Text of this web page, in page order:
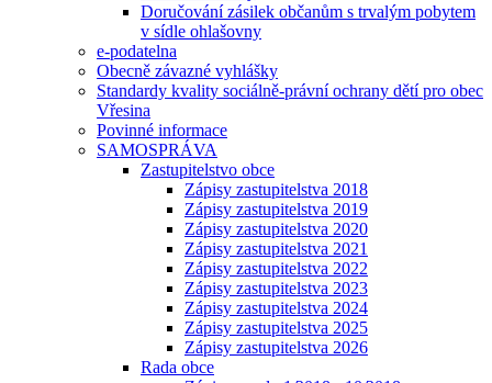
Doručování zásilek občanům s trvalým pobytem
v sídle ohlašovny
e-podatelna
Obecně závazné vyhlášky
Standardy kvality sociálně-právní ochrany dětí pro obec
Vřesina
Povinné informace
SAMOSPRÁVA
Zastupitelstvo obce
Zápisy zastupitelstva 2018
Zápisy zastupitelstva 2019
Zápisy zastupitelstva 2020
Zápisy zastupitelstva 2021
Zápisy zastupitelstva 2022
Zápisy zastupitelstva 2023
Zápisy zastupitelstva 2024
Zápisy zastupitelstva 2025
Zápisy zastupitelstva 2026
Rada obce